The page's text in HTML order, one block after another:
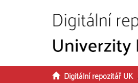
Digitální repozitář UK